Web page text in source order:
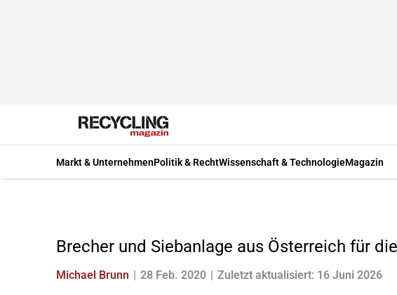
Markt & UnternehmenPolitik & RechtWissenschaft & TechnologieMagazin
Brecher und Siebanlage aus Österreich für
Michael Brunn 28 Feb. 2020 Zuletzt aktualisiert: 16 Juni 2026